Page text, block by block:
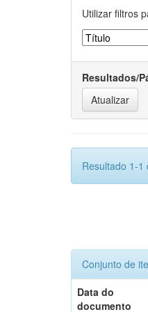
Utilizar filtros
Resultados/
Resultado 1-1
Conjunto de
Data do
documento